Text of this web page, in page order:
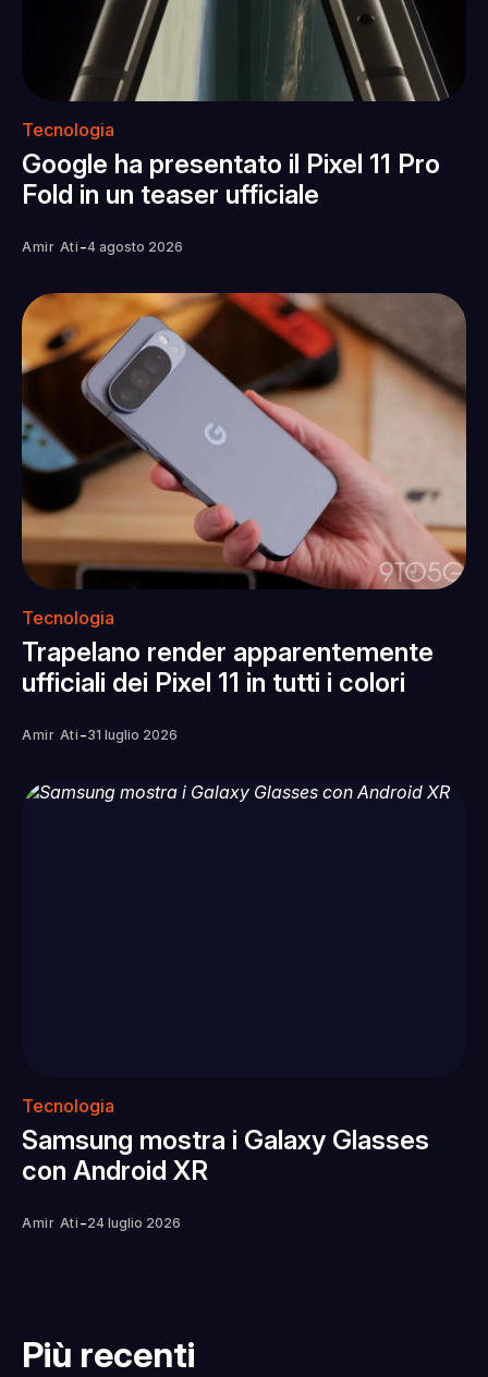
Tecnologia
Google ha presentato il Pixel 11 Pro
Fold in un teaser ufficiale
Amir Ati -4 agosto 2026
Tecnologia
Trapelano render apparentemente
ufficiali dei Pixel 11 in tutti i colori
Amir Ati -31 luglio 2026
Tecnologia
Samsung mostra i Galaxy Glasses
con Android XR
Amir Ati -24 luglio 2026
Più recenti